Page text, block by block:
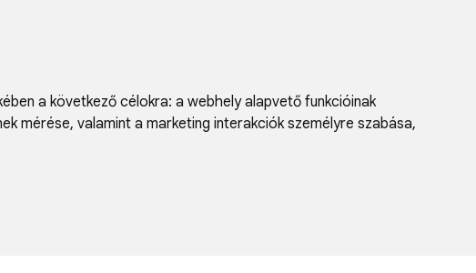
a következő célokra: a webhely alapvető funkcióinak
mérése, valamint a marketing interakciók személyre szabása,